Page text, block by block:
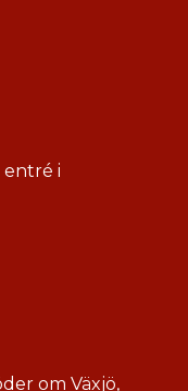
entré i
om Växjö,